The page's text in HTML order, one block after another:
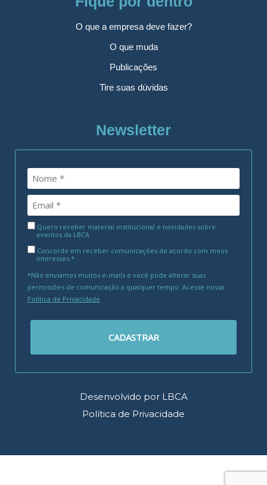
O que a empresa deve fazer?
O que muda
Publicações
Tire suas dúvidas
Newsletter
Quero receber material institucional e novidades sobre
eventos da LBCA
Concordo em receber comunicações de acordo com meus
interesses.*
*Não enviamos muitos e-mails e você pode alterar suas
permissões de comunicação a qualquer tempo. Acesse nossa
Política de Privacidade.
CADASTRAR
Desenvolvido por LBCA
Política de Privacidade